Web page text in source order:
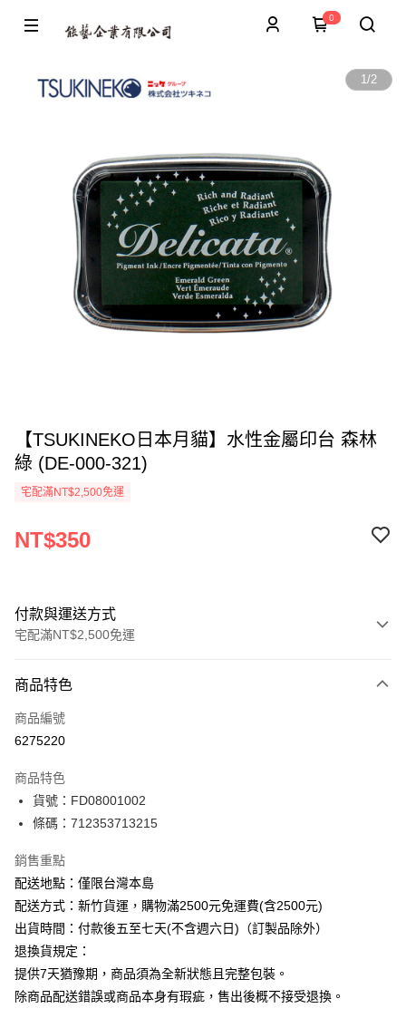
0
1/2
【TSUKINEKO日本月貓】水性金屬印台 森林
綠 (DE-000-321)
宅配滿NT$2,500免運
NT$350
付款與運送方式
宅配滿NT$2,500免運
信用卡一次付款
Apple Pay
悠遊付
ATM付款
運送方式
下單前請先詢問庫存
每筆NT$130，滿NT$2,500(含以上)免運費
商品特色
商品編號
6275220
商品特色
貨號：FD08001002
條碼：712353713215
銷售重點
配送地點：僅限台灣本島
配送方式：新竹貨運，購物滿2500元免運費(含2500元)
出貨時間：付款後五至七天(不含週六日)（訂製品除外）
退換貨規定：
提供7天猶豫期，商品須為全新狀態且完整包裝。
除商品配送錯誤或商品本身有瑕疵，售出後概不接受退換。